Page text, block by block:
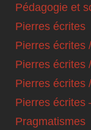
Pédagogie et
Pierres écrites
Pierres écrites
Pierres écrites
Pierres écrites
Pierres écrites
Pragmatismes